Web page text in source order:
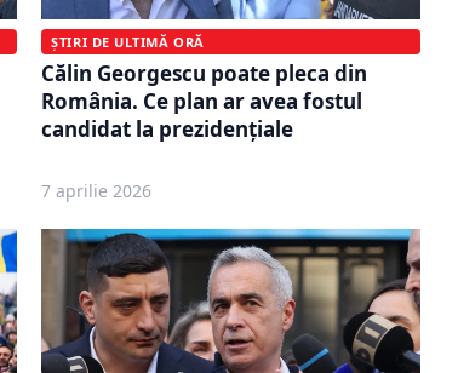
ȘTIRI DE ULTIMĂ ORĂ
Călin Georgescu poate pleca din
România. Ce plan ar avea fostul
candidat la prezidențiale
7 aprilie 2026